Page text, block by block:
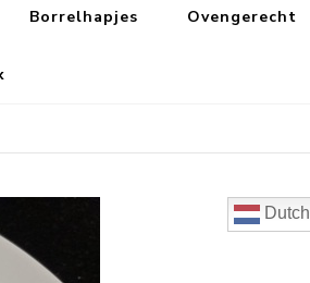
Borrelhapjes Ovengerecht
Dutch